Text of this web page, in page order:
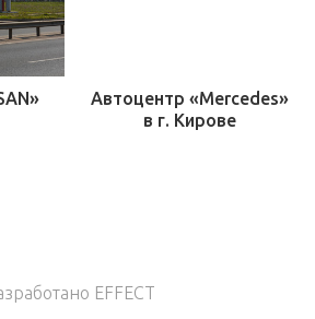
Автоцентр «Mercedes»
в г. Кирове
EFFECT